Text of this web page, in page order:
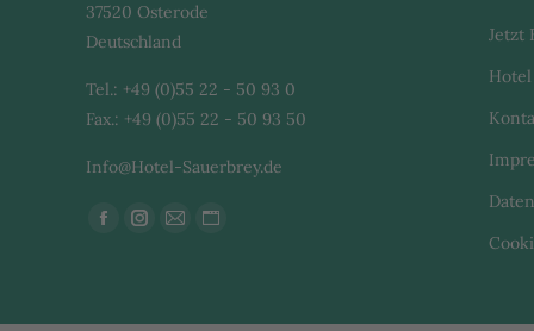
37520 Osterode
Deutschland
Tel.: +49 (0)55 22 - 50 93 0
Fax.: +49 (0)55 22 - 50 93 50
Info@Hotel-Sauerbrey.de
Finden Sie uns auf:
Facebook
in
Instagram
in
E-
opens
Website
in
Jetzt